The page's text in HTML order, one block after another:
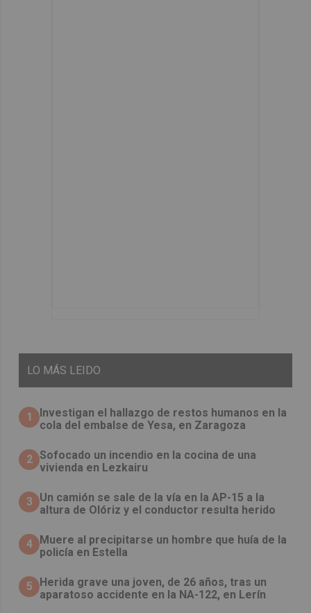
LO MÁS LEIDO
1
Investigan el hallazgo de restos humanos en la
cola del embalse de Yesa, en Zaragoza
2 Sofocado un incendio en la cocina de una
vivienda en Lezkairu
3
Un camión se sale de la vía en la AP-15 a la
altura de Olóriz y el conductor resulta herido
4
Muere al precipitarse un hombre que huía de la
policía en Estella
5
Herida grave una joven, de 26 años, tras un
aparatoso accidente en la NA-122, en Lerín